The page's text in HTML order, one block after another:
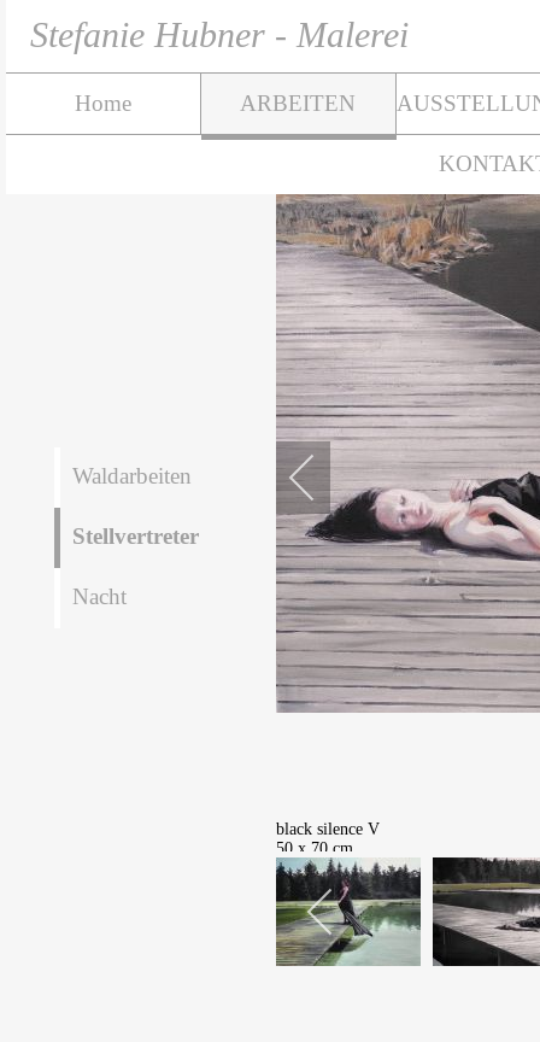
Stefanie Hubner - Malerei
Home ARBEITEN
Waldarbeiten
Stellvertreter
Nacht
black silence V
50 x 70 cm
Öl auf Leinwand